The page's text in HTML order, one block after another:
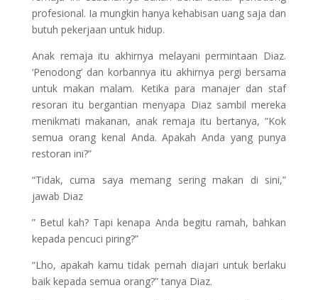
profesional. Ia mungkin hanya kehabisan uang saja dan
butuh pekerjaan untuk hidup.
Anak remaja itu akhirnya melayani permintaan Diaz.
‘Penodong’ dan korbannya itu akhirnya pergi bersama
untuk makan malam. Ketika para manajer dan staf
resoran itu bergantian menyapa Diaz sambil mereka
menikmati makanan, anak remaja itu bertanya, “Kok
semua orang kenal Anda. Apakah Anda yang punya
restoran ini?”
“Tidak, cuma saya memang sering makan di sini,”
jawab Diaz
” Betul kah? Tapi kenapa Anda begitu ramah, bahkan
kepada pencuci piring?”
“Lho, apakah kamu tidak pernah diajari untuk berlaku
baik kepada semua orang?” tanya Diaz.